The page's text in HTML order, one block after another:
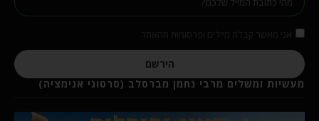
הירשם
מעשיות ומשלים מרבי נחמן מברסלב (סרטוני אנימציה)